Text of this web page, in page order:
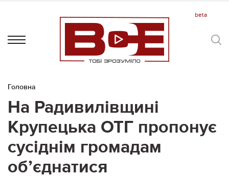
Головна
На Радивилівщині
Крупецька ОТГ пропонує
сусіднім громадам
об’єднатися